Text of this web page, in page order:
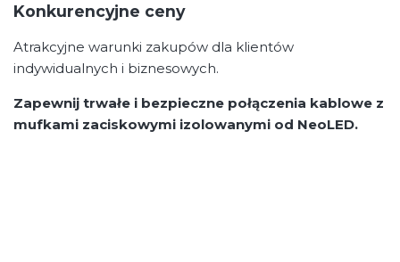
Konkurencyjne ceny
Atrakcyjne warunki zakupów dla klientów
indywidualnych i biznesowych.
Zapewnij trwałe i bezpieczne połączenia kablowe z
mufkami zaciskowymi izolowanymi od NeoLED.